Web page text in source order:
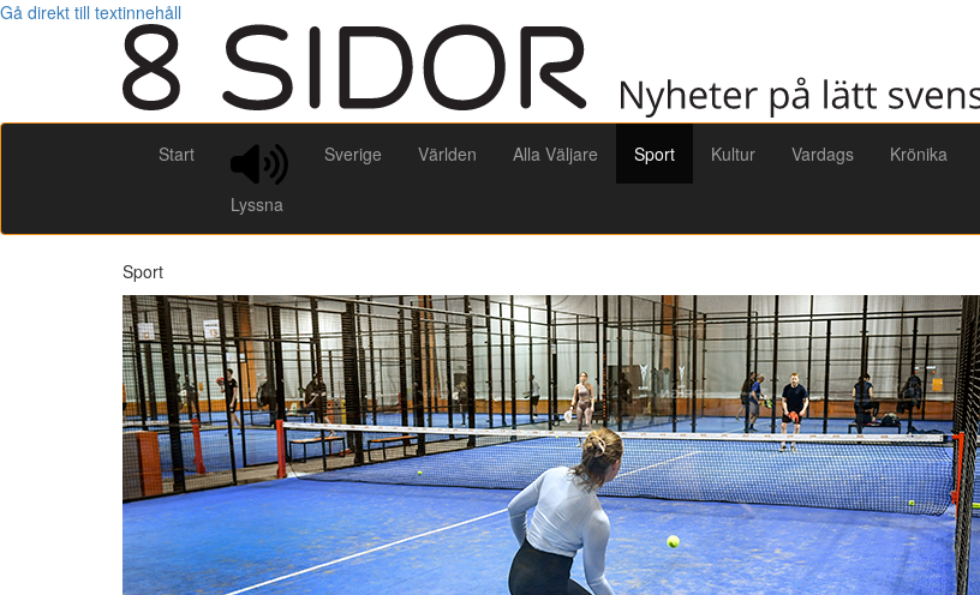
Gå direkt till textinnehåll
Start
Lyssna
Sverige Världen Alla Väljare Sport Kultur Vardags Krönika
Sport